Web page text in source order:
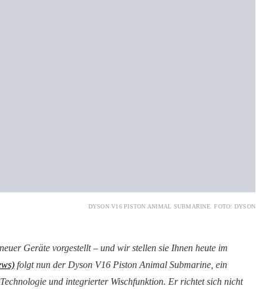
DYSON V16 PISTON ANIMAL SUBMARINE. FOTO: DYSON
Geräte vorgestellt – und wir stellen sie Ihnen heute im
folgt nun der Dyson V16 Piston Animal Submarine, ein
und integrierter Wischfunktion. Er richtet sich nicht